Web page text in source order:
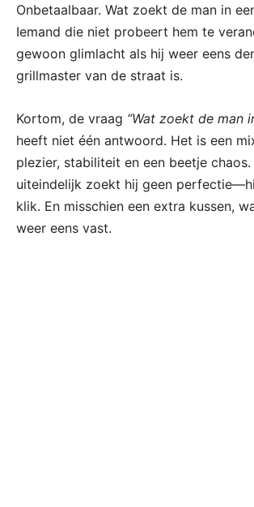
Onbetaalbaar. Wat zoekt de man in
Iemand die niet probeert hem te
gewoon glimlacht als hij weer eens
grillmaster van de straat is.
Kortom, de vraag “Wat zoekt de man
heeft niet één antwoord. Het is een
plezier, stabiliteit en een beetje chaos.
uiteindelijk zoekt hij geen
klik. En misschien een extra kussen,
weer eens vast.